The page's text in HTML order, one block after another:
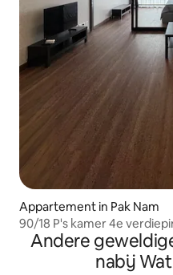
Appartement in Pak Nam
90/18 P's kamer 4e
Andere
nabij